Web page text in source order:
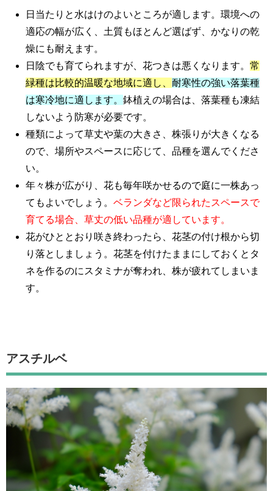
日当たりと水はけのよいところが適します。環境への
適応の幅が広く、土質もほとんど選ばず、かなりの乾
燥にも耐えます。
日陰でも育てられますが、花つきは悪くなります。 常
緑種は比較的温暖な地域に適し、 耐寒性の強い落葉種
は寒冷地に適します。 鉢植えの場合は、落葉種も凍結
しないよう防寒が必要です。
種類によって草丈や葉の大きさ、株張りが大きくなる
ので、場所やスペースに応じて、品種を選んでくださ
い。
年々株が広がり、花も毎年咲かせるので庭に一株あっ
てもよいでしょう。 ベランダなど限られたスペースで
育てる場合、草丈の低い品種が適しています。
花がひととおり咲き終わったら、花茎の付け根から切
り落としましょう。花茎を付けたままにしておくとタ
ネを作るのにスタミナが奪われ、株が疲れてしまいま
す。
アスチルベ